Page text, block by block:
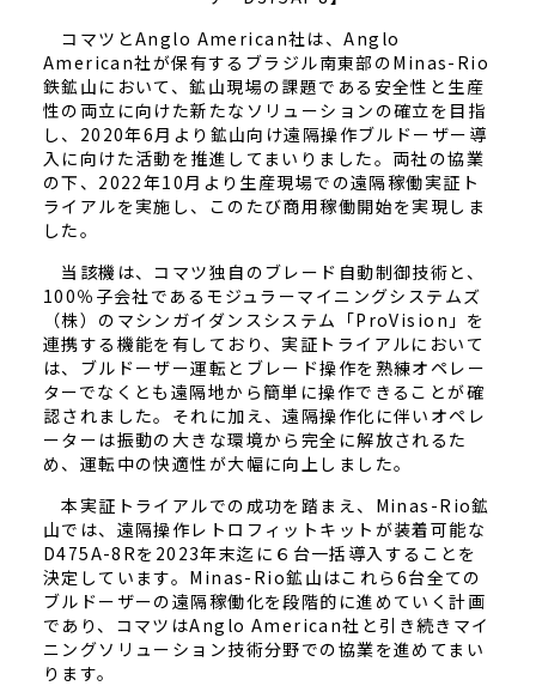
コマツとAnglo American社は、Anglo
American社が保有するブラジル南東部のMinas-Rio
鉄鉱山において、鉱山現場の課題である安全性と生産
性の両立に向けた新たなソリューションの確立を目指
し、2020年6月より鉱山向け遠隔操作ブルドーザー導
入に向けた活動を推進してまいりました。両社の協業
の下、2022年10月より生産現場での遠隔稼働実証ト
ライアルを実施し、このたび商用稼働開始を実現しま
した。
当該機は、コマツ独自のブレード自動制御技術と、
100％子会社であるモジュラーマイニングシステムズ
（株）のマシンガイダンスシステム「ProVision」を
連携する機能を有しており、実証トライアルにおいて
は、ブルドーザー運転とブレード操作を熟練オペレー
ターでなくとも遠隔地から簡単に操作できることが確
認されました。それに加え、遠隔操作化に伴いオペレ
ーターは振動の大きな環境から完全に解放されるた
め、運転中の快適性が大幅に向上しました。
本実証トライアルでの成功を踏まえ、Minas-Rio鉱
山では、遠隔操作レトロフィットキットが装着可能な
D475A-8Rを2023年末迄に６台一括導入することを
決定しています。Minas-Rio鉱山はこれら6台全ての
ブルドーザーの遠隔稼働化を段階的に進めていく計画
であり、コマツはAnglo American社と引き続きマイ
ニングソリューション技術分野での協業を進めてまい
ります。